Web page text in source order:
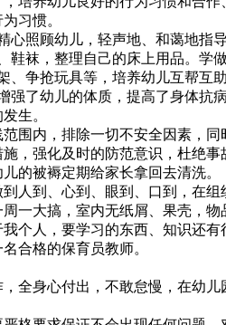
习惯。
照顾幼儿，轻声地、和蔼地指
袜，整理自己的床上用品。学做
争抢玩具等，培养幼儿互帮互助
了幼儿的体质，提高了身体抗病
生。
围内，排除一切不安全因素，
，强化及时的防范意识，杜绝
的被褥定期给家长拿回去清洗。
人到、心到、眼到、口到，在组
一大搞，室内无纸屑、果壳，物
个人，要学习的东西、知识还
合格的保育员教师。
全身心付出，不敢怠慢，在幼儿